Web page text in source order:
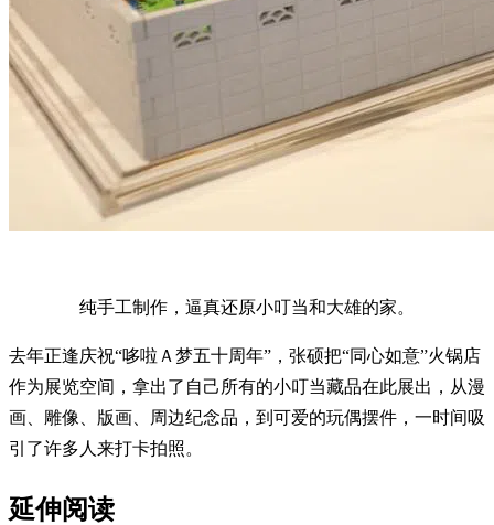
纯手工制作，逼真还原小叮当和大雄的家。
去年正逢庆祝“哆啦Ａ梦五十周年”，张硕把“同心如意”火锅店
作为展览空间，拿出了自己所有的小叮当藏品在此展出，从漫
画、雕像、版画、周边纪念品，到可爱的玩偶摆件，一时间吸
引了许多人来打卡拍照。
延伸阅读